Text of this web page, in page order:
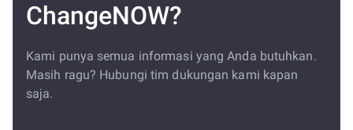
ChangeNOW?
Kami punya semua informasi yang Anda butuhkan.
Masih ragu? Hubungi tim dukungan kami kapan
saja.